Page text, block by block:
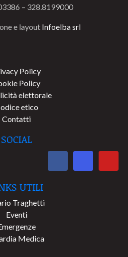
– 328.8199000
e layout Infoelba srl
Policy
Policy
elettorale
etico
Contatti
SOCIAL
UTILI
Traghetti
Eventi
Medica